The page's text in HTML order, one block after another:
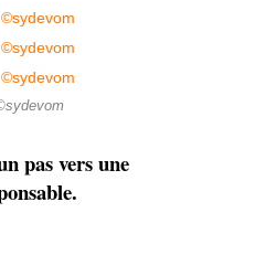
pas vers une